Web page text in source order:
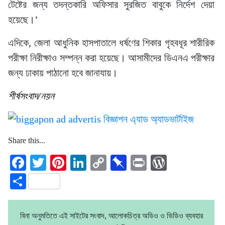
টেষ্টের জন্য তদন্তকারি অফিসার সুরজিত বাবুকে নির্দেশ দেয়া
হয়েছে।’
এদিকে, জেলা আধুনিক হাসপাতালে ধর্ষণের শিকার গৃহবধূর শারীরিক
পরীক্ষা নিরীক্ষাও সম্পন্ন করা হয়েছে। আসামীদের ডিএনএ পরীক্ষার
জন্য ঢাকায় পাঠানো হবে জানাযায়।
শীর্ষসংবাদ/নয়ন
Share this...
Facebook
TwitterPinterest
LinkedIn
CopyPinboard
Print
Share
বিনা অনুমতিতে এই সাইটের সংবাদ, আলোকচিত্র অডিও ও ভিডিও ব্যবহার